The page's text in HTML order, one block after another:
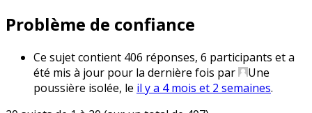
Problème de confiance
Ce sujet contient 406 réponses, 6 participants et a
été mis à jour pour la dernière fois par
Une
poussière isolée, le il y a 4 mois et 2 semaines.